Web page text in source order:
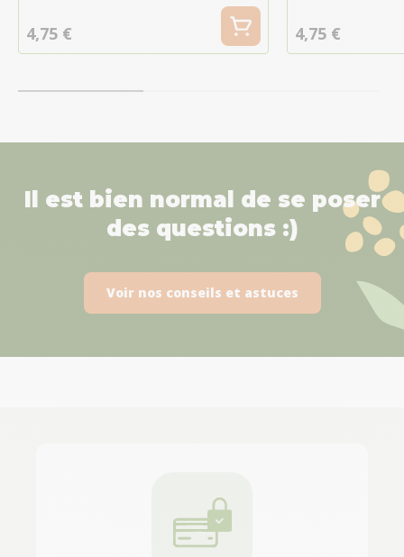
4,75 € 4,75 €
Il est bien normal de se poser
des questions :)
Voir nos conseils et astuces